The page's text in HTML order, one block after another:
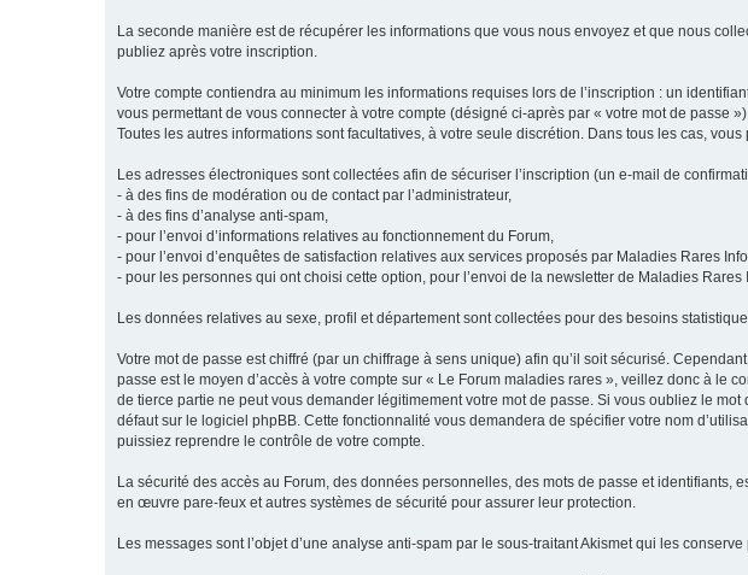
La seconde manière est de récupérer les informations que vous nous envoyez et que nous
publiez après votre inscription.
Votre compte contiendra au minimum les informations requises lors de l’inscription : un
vous permettant de vous connecter à votre compte (désigné ci-après par « votre mot de
Toutes les autres informations sont facultatives, à votre seule discrétion. Dans tous les cas,
Les adresses électroniques sont collectées afin de sécuriser l’inscription (un e-mail de
- à des fins de modération ou de contact par l’administrateur,
- à des fins d’analyse anti-spam,
- pour l’envoi d’informations relatives au fonctionnement du Forum,
- pour l’envoi d’enquêtes de satisfaction relatives aux services proposés par Maladies Rares
- pour les personnes qui ont choisi cette option, pour l’envoi de la newsletter de Maladies Rares
Les données relatives au sexe, profil et département sont collectées pour des besoins
Votre mot de passe est chiffré (par un chiffrage à sens unique) afin qu’il soit sécurisé.
passe est le moyen d’accès à votre compte sur « Le Forum maladies rares », veillez donc à le
de tierce partie ne peut vous demander légitimement votre mot de passe. Si vous oubliez le
défaut sur le logiciel phpBB. Cette fonctionnalité vous demandera de spécifier votre nom
puissiez reprendre le contrôle de votre compte.
La sécurité des accès au Forum, des données personnelles, des mots de passe et
en œuvre pare-feux et autres systèmes de sécurité pour assurer leur protection.
Les messages sont l’objet d’une analyse anti-spam par le sous-traitant Akismet qui les